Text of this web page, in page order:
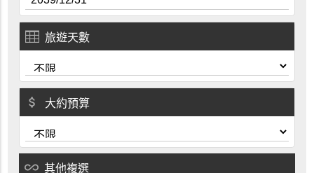
旅遊天數
attach_money 大約預算
all_inclusive 其他複選